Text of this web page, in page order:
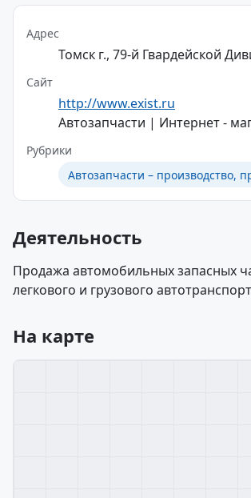
Адрес
Томск г., 79-й Гвардейской
Сайт
http://www.exist.ru
Автозапчасти | Интернет -
Рубрики
Автозапчасти – производство,
Деятельность
Продажа автомобильных запасных
легкового и грузового
На карте